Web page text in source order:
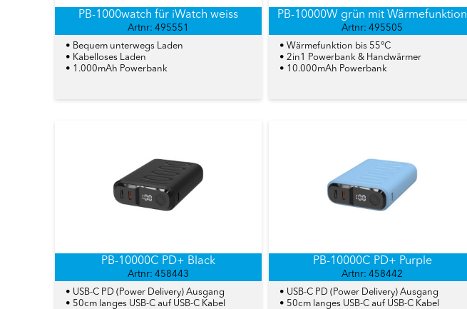
PB-10000C PD+ Purple
Artnr: 458442
• USB-C PD (Power Delivery) Ausgang
• 50cm langes USB-C auf USB-C Kabel
PB-10000C PD+ Black
Artnr: 458443
• USB-C PD (Power Delivery) Ausgang
• 50cm langes USB-C auf USB-C Kabel
PB-10000W grün mit Wärmefunktion
Artnr: 495505
• Wärmefunktion bis 55°C
• 2in1 Powerbank & Handwärmer
• 10.000mAh Powerbank
PB-1000watch für iWatch weiss
Artnr: 495551
• Bequem unterwegs Laden
• Kabelloses Laden
• 1.000mAh Powerbank